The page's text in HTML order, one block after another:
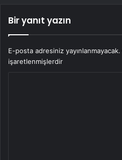
Bir yanıt yazın
E-posta adresiniz yayınlanmayacak.
işaretlenmişlerdir